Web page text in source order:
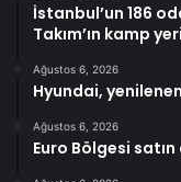
İstanbul’un 186
Takım’ın kamp
Ağustos 6, 2026
Hyundai,
Ağustos 6, 2026
Euro Bölgesi